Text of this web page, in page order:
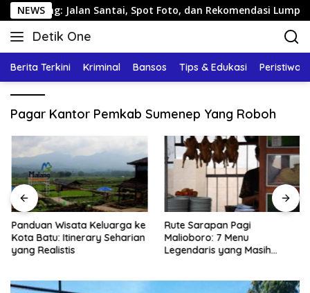
Langsung
ke
konten
NEWS
Jalan Santai, Spot Foto, dan Rekomendasi Lumpia
Detik One
Tajam
Fakta
Berita Terkini Kriminal Bansos Tips & Edukasi Peristiwa
Pagar Kantor Pemkab Sumenep Yang Roboh
Panduan Wisata Keluarga ke
Kota Batu: Itinerary Seharian
yang Realistis
Rute Sarapan Pagi
Malioboro: 7 Menu
Legendaris yang Masih